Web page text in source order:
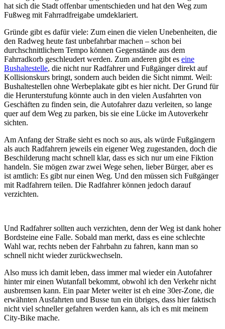
hat sich die Stadt offenbar umentschieden und hat den Weg zum
Fußweg mit Fahrradfreigabe umdeklariert.
Gründe gibt es dafür viele: Zum einen die vielen Unebenheiten, die
den Radweg heute fast unbefahrbar machen – schon bei
durchschnittlichem Tempo können Gegenstände aus dem
Fahrradkorb geschleudert werden. Zum anderen gibt es eine
Bushaltestelle, die nicht nur Radfahrer und Fußgänger direkt auf
Kollisionskurs bringt, sondern auch beiden die Sicht nimmt. Weil:
Bushaltestellen ohne Werbeplakate gibt es hier nicht. Der Grund für
die Herunterstufung könnte auch in den vielen Ausfahrten von
Geschäften zu finden sein, die Autofahrer dazu verleiten, so lange
quer auf dem Weg zu parken, bis sie eine Lücke im Autoverkehr
sichten.
Am Anfang der Straße sieht es noch so aus, als würde Fußgängern
als auch Radfahrern jeweils ein eigener Weg zugestanden, doch die
Beschilderung macht schnell klar, dass es sich nur um eine Fiktion
handeln. Sie mögen zwar zwei Wege sehen, lieber Bürger, aber es
ist amtlich: Es gibt nur einen Weg. Und den müssen sich Fußgänger
mit Radfahrern teilen. Die Radfahrer können jedoch darauf
verzichten.
Und Radfahrer sollten auch verzichten, denn der Weg ist dank hoher
Bordsteine eine Falle. Sobald man merkt, dass es eine schlechte
Wahl war, rechts neben der Fahrbahn zu fahren, kann man so
schnell nicht wieder zurückwechseln.
Also muss ich damit leben, dass immer mal wieder ein Autofahrer
hinter mir einen Wutanfall bekommt, obwohl ich den Verkehr nicht
ausbremsen kann. Ein paar Meter weiter ist eh eine 30er-Zone, die
erwähnten Ausfahrten und Busse tun ein übriges, dass hier faktisch
nicht viel schneller gefahren werden kann, als ich es mit meinem
City-Bike mache.